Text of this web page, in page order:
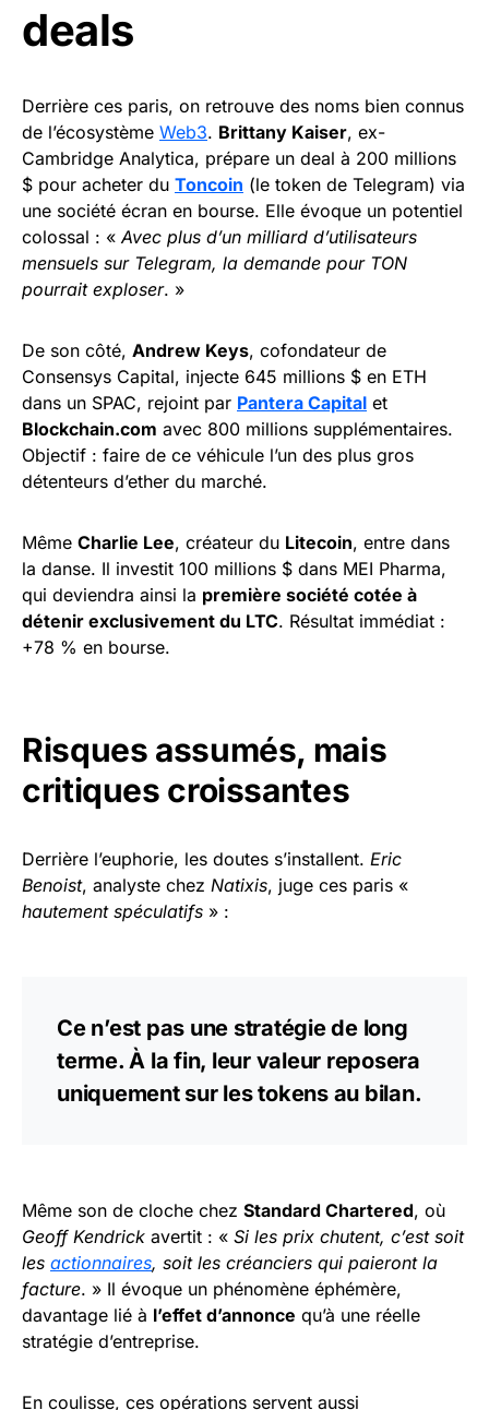
deals
Derrière ces paris, on retrouve des noms bien connus
de l’écosystème Web3. Brittany Kaiser, ex-
Cambridge Analytica, prépare un deal à 200 millions
$ pour acheter du Toncoin (le token de Telegram) via
une société écran en bourse. Elle évoque un potentiel
colossal : « Avec plus d’un milliard d’utilisateurs
mensuels sur Telegram, la demande pour TON
pourrait exploser. »
De son côté, Andrew Keys, cofondateur de
Consensys Capital, injecte 645 millions $ en ETH
dans un SPAC, rejoint par Pantera Capital et
Blockchain.com avec 800 millions supplémentaires.
Objectif : faire de ce véhicule l’un des plus gros
détenteurs d’ether du marché.
Même Charlie Lee, créateur du Litecoin, entre dans
la danse. Il investit 100 millions $ dans MEI Pharma,
qui deviendra ainsi la première société cotée à
détenir exclusivement du LTC. Résultat immédiat :
+78 % en bourse.
Risques assumés, mais
critiques croissantes
Derrière l’euphorie, les doutes s’installent. Eric
Benoist, analyste chez Natixis, juge ces paris «
hautement spéculatifs » :
Ce n’est pas une stratégie de long
terme. À la fin, leur valeur reposera
uniquement sur les tokens au bilan.
Même son de cloche chez Standard Chartered, où
Geoff Kendrick avertit : « Si les prix chutent, c’est soit
les actionnaires, soit les créanciers qui paieront la
facture. » Il évoque un phénomène éphémère,
davantage lié à l’effet d’annonce qu’à une réelle
stratégie d’entreprise.
En coulisse, ces opérations servent aussi